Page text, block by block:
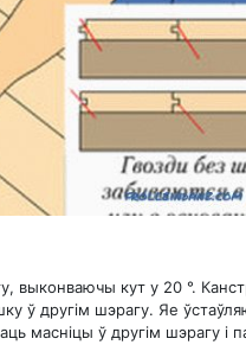
выконваючы кут у 20 °.
ў другім шэрагу. Яе
масніцы ў другім шэрагу і